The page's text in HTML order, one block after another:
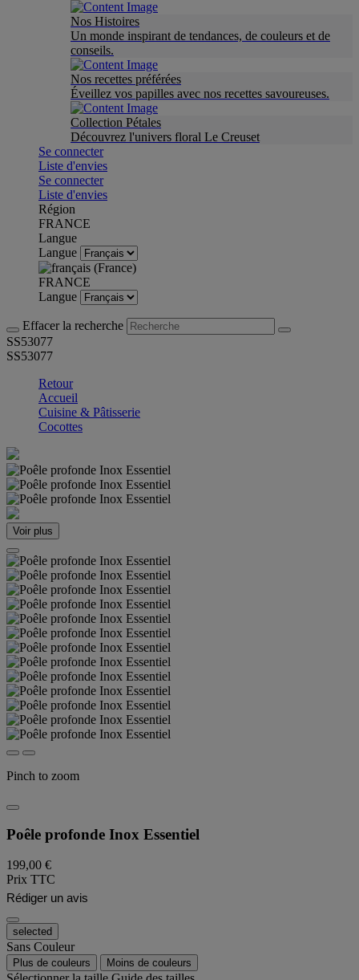
Nos Histoires
Un monde inspirant de tendances, de couleurs et de
conseils.
Nos recettes préférées
Éveillez vos papilles avec nos recettes savoureuses.
Collection Pétales
Découvrez l'univers floral Le Creuset
Se connecter
Liste d'envies
Se connecter
Liste d'envies
Région
FRANCE
Langue
Langue
FRANCE
Langue
Effacer la recherche
SS53077
SS53077
Retour
Accueil
Cuisine & Pâtisserie
Cocottes
Voir plus
Pinch to zoom
Poêle profonde Inox Essentiel
199,00 €
Prix TTC
Rédiger un avis
selected
Sans Couleur
Plus de couleurs Moins de couleurs